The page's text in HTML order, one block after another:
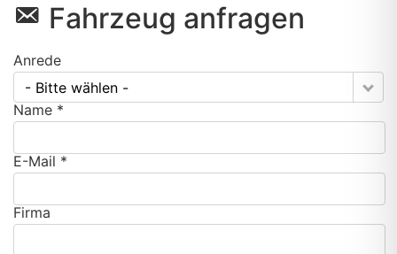
Fahrzeug anfragen
Anrede
- Bitte wählen -
Name *
E-Mail *
Firma